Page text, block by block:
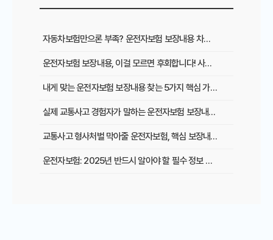
자동차보험만으론 부족? 운전자보험 보장내용 차이와 필수 가입 이유
운전자보험 보장내용, 이걸 모르면 후회합니다! 사고 시 혜택 총정리
내게 맞는 운전자보험 보장내용 찾는 5가지 핵심 가이드
실제 교통사고 경험자가 말하는 운전자보험 보장내용의 중요성
교통사고 형사처벌 막아줄 운전자보험, 핵심 보장내용은 무엇일까?
운전자보험: 2025년 반드시 알아야 할 필수 정보 및 가입 전략